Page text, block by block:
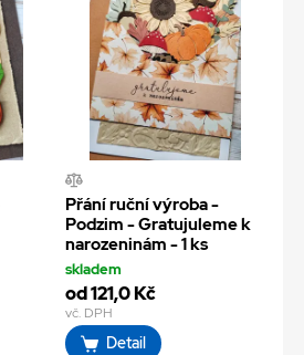
Přání ruční výroba -
Podzim - Gratujuleme k
narozeninám - 1 ks
skladem
od 121,0 Kč
vč. DPH
Detail